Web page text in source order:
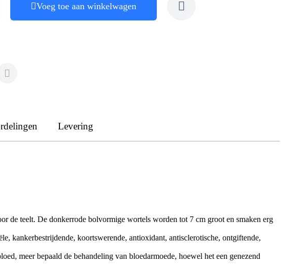
Voeg toe aan winkelwagen
Levering
de teelt. De donkerrode bolvormige wortels worden tot 7 cm groot en smaken erg
kankerbestrijdende, koortswerende, antioxidant, antisclerotische, ontgiftende,
meer bepaald de behandeling van bloedarmoede, hoewel het een genezend